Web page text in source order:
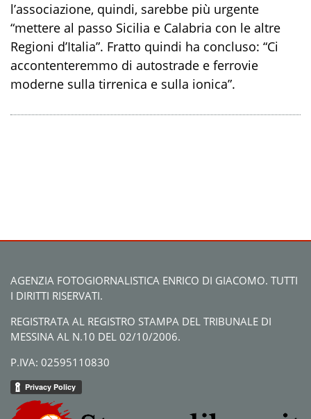
l’associazione, quindi, sarebbe più urgente
“mettere al passo Sicilia e Calabria con le altre
Regioni d’Italia”. Fratto quindi ha concluso: “Ci
accontenteremmo di autostrade e ferrovie
moderne sulla tirrenica e sulla ionica”.
AGENZIA FOTOGIORNALISTICA ENRICO DI GIACOMO. TUTTI
I DIRITTI RISERVATI.
REGISTRATA AL REGISTRO STAMPA DEL TRIBUNALE DI
MESSINA AL N.10 DEL 02/10/2006.
P.IVA: 02595110830